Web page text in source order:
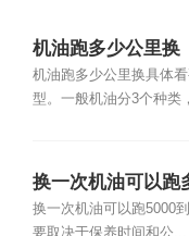
机油跑多少公里换
机油跑多少公里换具体
型。一般机油分3个种类
换一次机油可以跑
换一次机油可以跑5000